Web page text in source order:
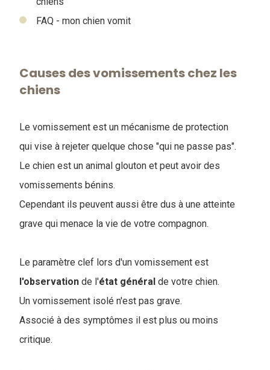
FAQ - mon chien vomit
Causes des vomissements chez les
chiens
Le vomissement est un mécanisme de protection
qui vise à rejeter quelque chose "qui ne passe pas".
Le chien est un animal glouton et peut avoir des
vomissements bénins.
Cependant ils peuvent aussi être dus à une atteinte
grave qui menace la vie de votre compagnon.
Le paramètre clef lors d'un vomissement est
l'observation de l'état général de votre chien.
Un vomissement isolé n'est pas grave.
Associé à des symptômes il est plus ou moins
critique.